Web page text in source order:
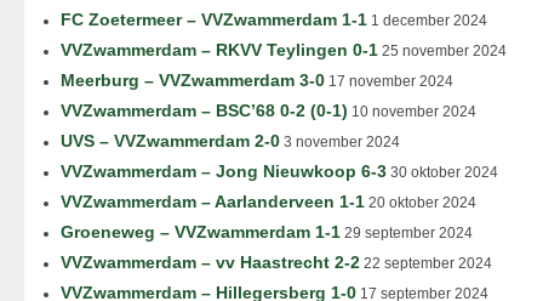
FC Zoetermeer – VVZwammerdam 1-1 1 december 2024
VVZwammerdam – RKVV Teylingen 0-1 25 november 2024
Meerburg – VVZwammerdam 3-0 17 november 2024
VVZwammerdam – BSC’68 0-2 (0-1) 10 november 2024
UVS – VVZwammerdam 2-0 3 november 2024
VVZwammerdam – Jong Nieuwkoop 6-3 30 oktober 2024
VVZwammerdam – Aarlanderveen 1-1 20 oktober 2024
Groeneweg – VVZwammerdam 1-1 29 september 2024
VVZwammerdam – vv Haastrecht 2-2 22 september 2024
VVZwammerdam – Hillegersberg 1-0 17 september 2024